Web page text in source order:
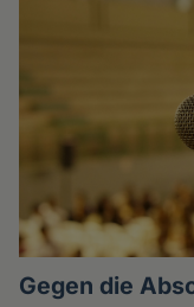
Gegen die